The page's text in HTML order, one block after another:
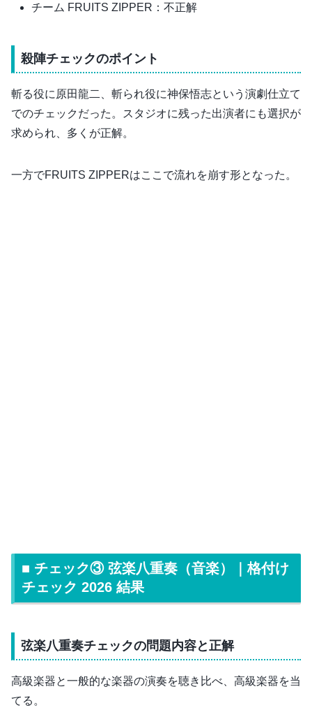
チーム FRUITS ZIPPER：不正解
殺陣チェックのポイント
斬る役に原田龍二、斬られ役に神保悟志という演劇仕立て
でのチェックだった。スタジオに残った出演者にも選択が
求められ、多くが正解。
一方でFRUITS ZIPPERはここで流れを崩す形となった。
■ チェック③ 弦楽八重奏（音楽）｜格付け
チェック 2026 結果
弦楽八重奏チェックの問題内容と正解
高級楽器と一般的な楽器の演奏を聴き比べ、高級楽器を当
てる。